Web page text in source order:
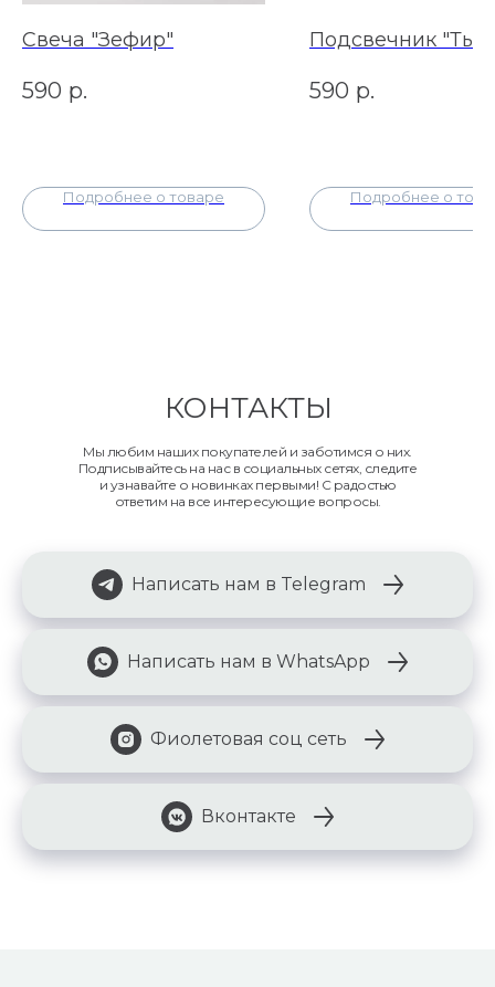
Свеча "Зефир"
590 р.
Подробнее о товаре
Подсвечник
590 р.
Подробнее о
КОНТАКТЫ
Мы любим наших покупателей и заботимся о них.
Подписывайтесь на нас в социальных сетях, следите
и узнавайте о новинках первыми! С радостью
ответим на все интересующие вопросы.
Написать нам в Telegram
Написать нам в WhatsApp
Фиолетовая соц сеть
Вконтакте